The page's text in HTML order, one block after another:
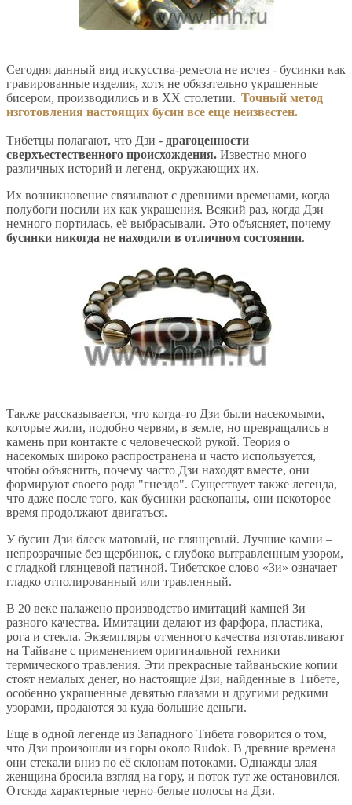
Сегодня данный вид искусства-ремесла не исчез - бусинки как
гравированные изделия, хотя не обязательно украшенные
бисером, производились и в ХХ столетии. Точный метод
изготовления настоящих бусин все еще неизвестен.
Тибетцы полагают, что Дзи - драгоценности
сверхъестественного происхождения. Известно много
различных историй и легенд, окружающих их.
Их возникновение связывают с древними временами, когда
полубоги носили их как украшения. Всякий раз, когда Дзи
немного портилась, её выбрасывали. Это объясняет, почему
бусинки никогда не находили в отличном состоянии.
Также рассказывается, что когда-то Дзи были насекомыми,
которые жили, подобно червям, в земле, но превращались в
камень при контакте с человеческой рукой. Теория о
насекомых широко распространена и часто используется,
чтобы объяснить, почему часто Дзи находят вместе, они
формируют своего рода "гнездо". Существует также легенда,
что даже после того, как бусинки раскопаны, они некоторое
время продолжают двигаться.
У бусин Дзи блеск матовый, не глянцевый. Лучшие камни –
непрозрачные без щербинок, с глубоко вытравленным узором,
с гладкой глянцевой патиной. Тибетское слово «Зи» означает
гладко отполированный или травленный.
В 20 веке налажено производство имитаций камней Зи
разного качества. Имитации делают из фарфора, пластика,
рога и стекла. Экземпляры отменного качества изготавливают
на Тайване с применением оригинальной техники
термического травления. Эти прекрасные тайваньские копии
стоят немалых денег, но настоящие Дзи, найденные в Тибете,
особенно украшенные девятью глазами и другими редкими
узорами, продаются за куда большие деньги.
Еще в одной легенде из Западного Тибета говорится о том,
что Дзи произошли из горы около Rudok. В древние времена
они стекали вниз по её склонам потоками. Однажды злая
женщина бросила взгляд на гору, и поток тут же остановился.
Отсюда характерные черно-белые полосы на Дзи.